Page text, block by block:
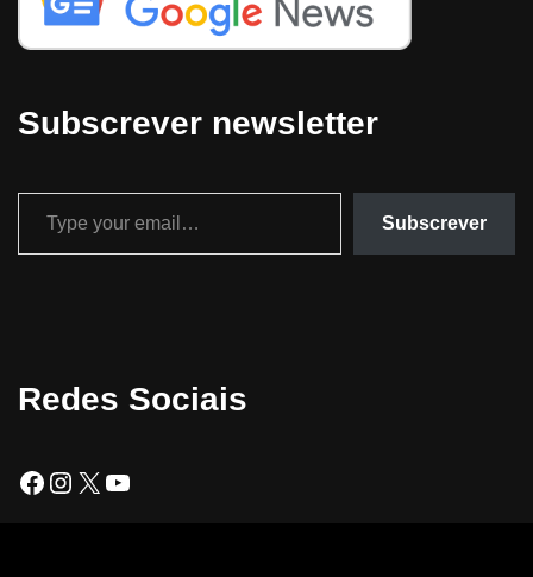
Subscrever newsletter
Subscrever
Redes Sociais